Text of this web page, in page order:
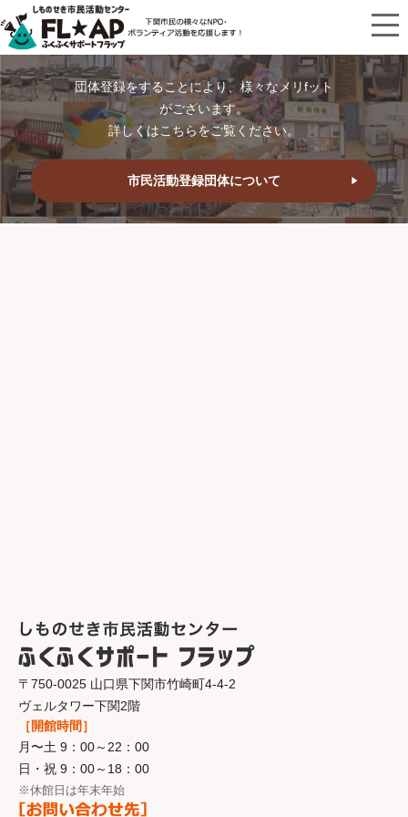
団体登録をすることにより、様々なメリfット
がございます。
詳しくはこちらをご覧ください。
市民活動登録団体について
〒750-0025 山口県下関市竹崎町4-4-2
ヴェルタワー下関2階
［開館時間］
月〜土 9：00～22：00
日・祝 9：00～18：00
※休館日は年末年始